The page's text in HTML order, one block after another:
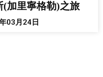
(加里寧格勒)之旅
03月24日